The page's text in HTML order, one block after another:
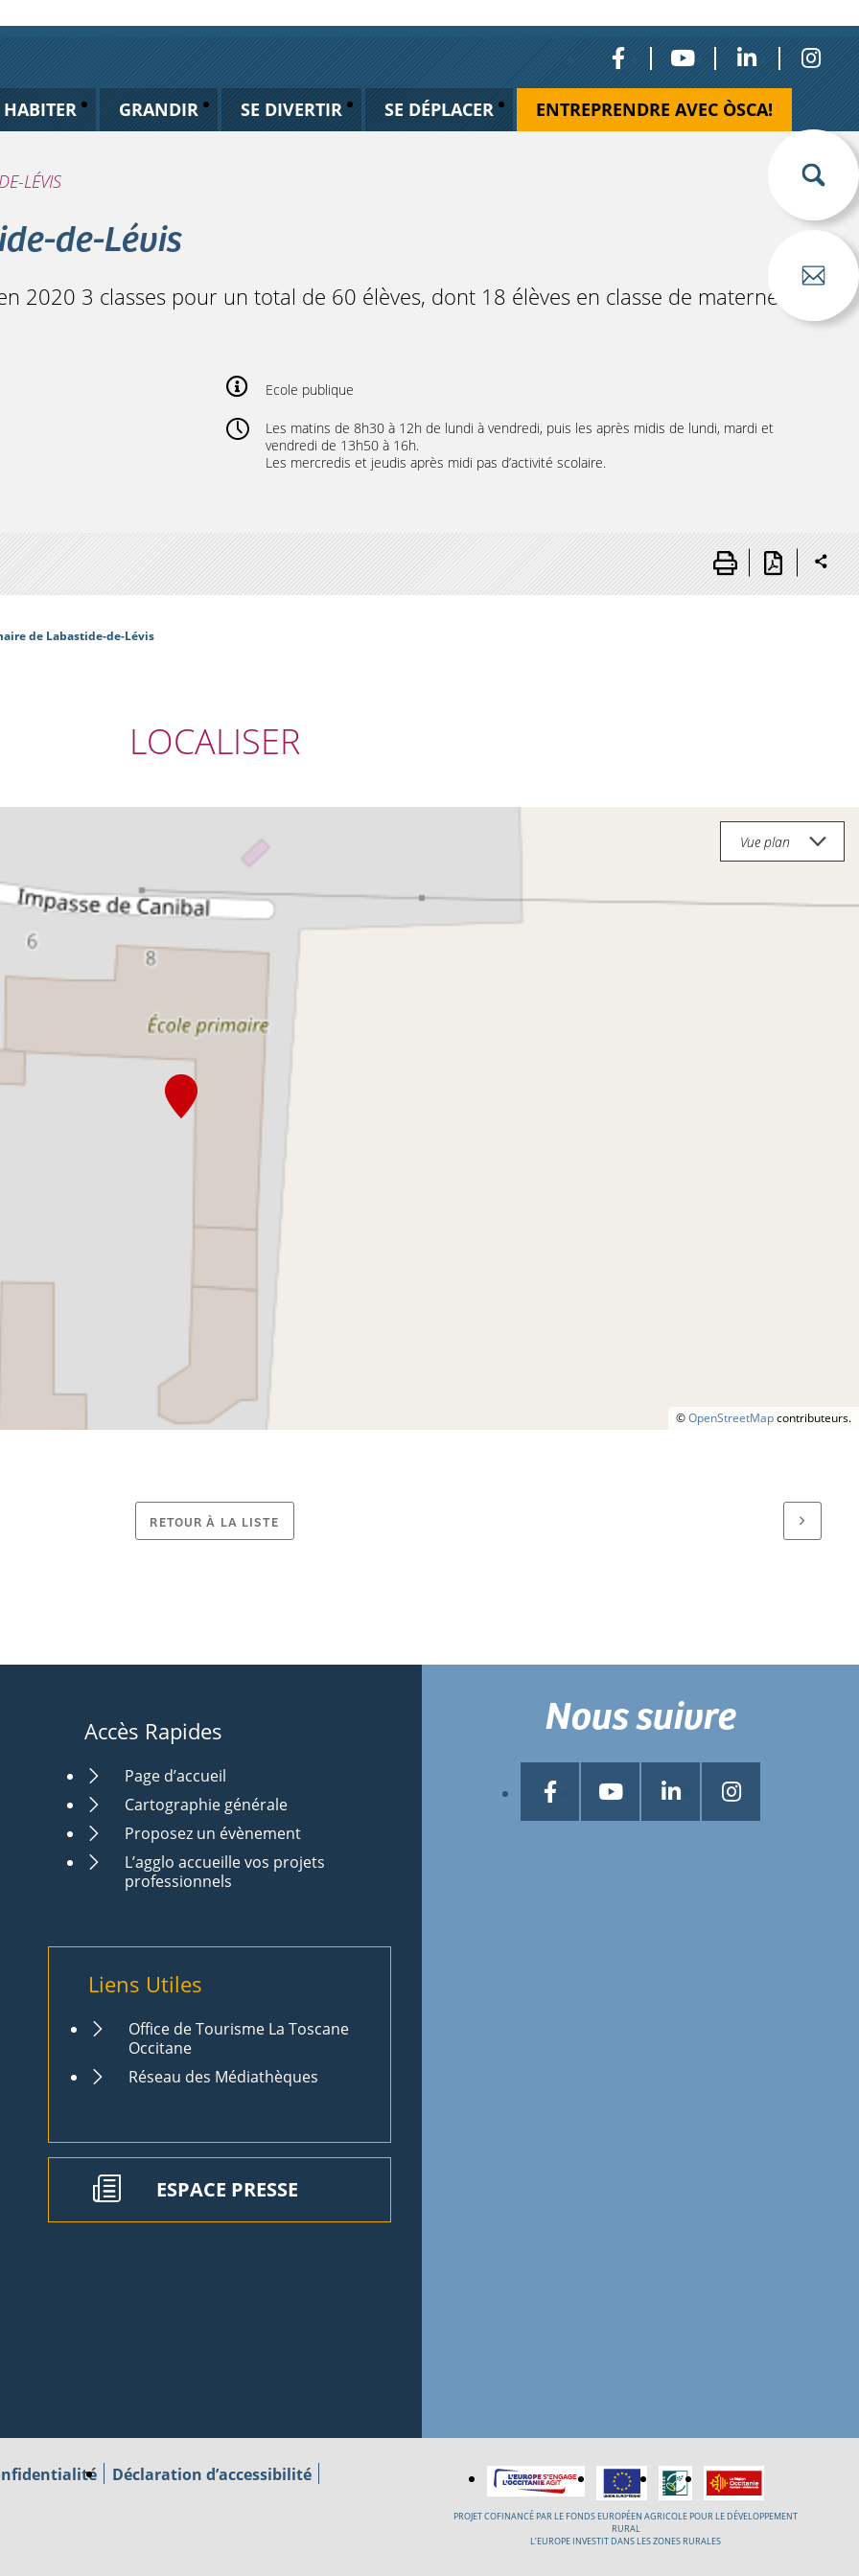
HABITER GRANDIR SE DIVERTIR SE DÉPLACER ENTREPRENDRE AVEC ÒSCA!
LÉVIS
de-Lévis
2020 3 classes pour un total de 60 élèves, dont 18 élèves en classe de maternelle,
Ecole publique
Les matins de 8h30 à 12h de lundi à vendredi, puis les après midis de lundi, mardi et
vendredi de 13h50 à 16h.
Les mercredis et jeudis après midi pas d’activité scolaire.
de Labastide-de-Lévis
LOCALISER
©OpenStreetMapcontributeurs.
RETOUR À LA LISTE
Accès Rapides
Page d’accueil
Cartographie générale
Proposez un évènement
L’agglo accueille vos projets
professionnels
Liens Utiles
Office de Tourisme La Toscane
Occitane
Réseau des Médiathèques
ESPACE PRESSE
Nous suivre
Déclaration d’accessibilité
PROJET COFINANCÉ PAR LE FONDS EUROPÉEN AGRICOLE POUR LE DÉVELOPPEMENT
RURAL
L’EUROPE INVESTIT DANS LES ZONES RURALES